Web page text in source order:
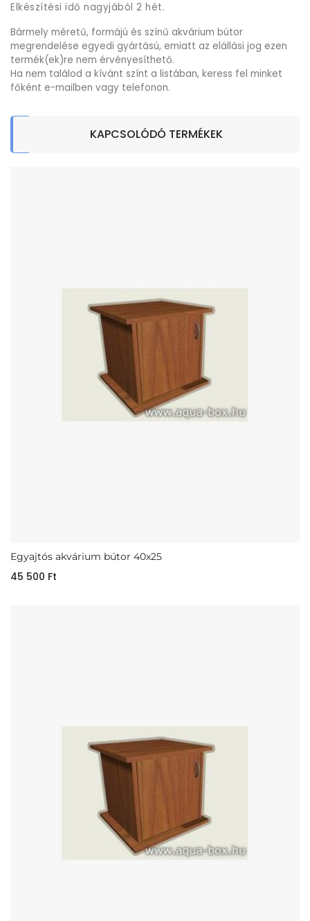
Elkészítési idő nagyjából 2 hét.
Bármely méretű, formájú és színű akvárium bútor
megrendelése egyedi gyártású, emiatt az elállási jog ezen
termék(ek)re nem érvényesíthető.
Ha nem találod a kívánt színt a listában, keress fel minket
főként e-mailben vagy telefonon.
KAPCSOLÓDÓ TERMÉKEK
Egyajtós akvárium bútor 40x25
45 500 Ft